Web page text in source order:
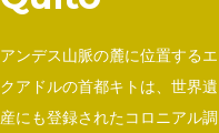
アンデス山脈の麓に位置するエ
クアドルの首都キトは、世界遺
産にも登録されたコロニアル調